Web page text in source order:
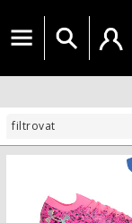
Menu Vyhledat
filtrovat